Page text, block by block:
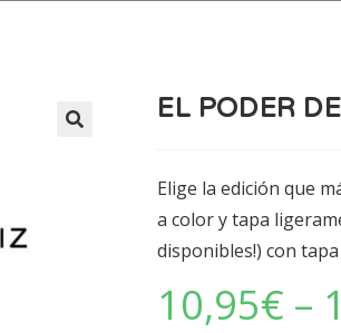
EL PODER
Elige la edición que
a color y tapa
disponibles!) con
10,95€ –